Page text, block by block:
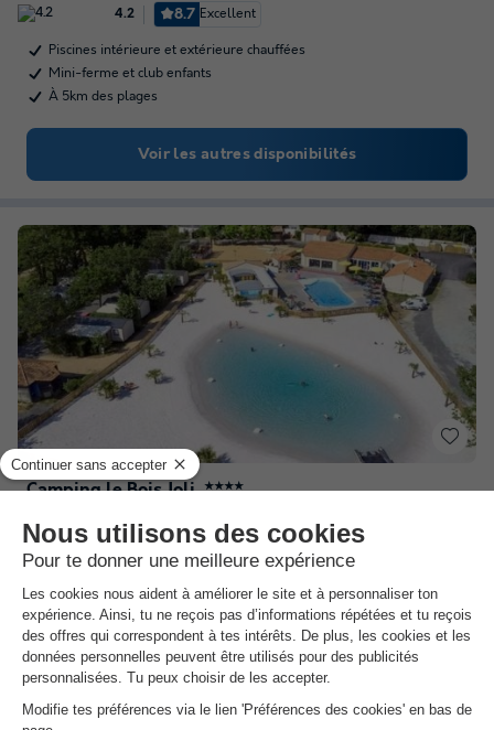
4.2 8.7 Excellent
Piscines intérieure et extérieure chauffées
Mini-ferme et club enfants
À 5km des plages
Voir les autres disponibilités
Camping le Bois Joli ★★★★
3.8 8.8 Excellent
Très convivial, idéal pour des vacances…
Niché dans un endroit calme et naturel
Voir les autres disponibilités